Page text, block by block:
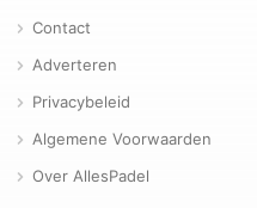
Contact
Adverteren
Privacybeleid
Algemene Voorwaarden
Over AllesPadel